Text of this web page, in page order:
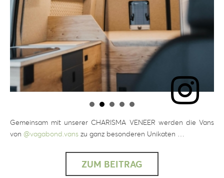
Gemeinsam mit unserer CHARISMA VENEER werden die Vans
von @vagabond.vans zu ganz besonderen Unikaten …
ZUM BEITRAG